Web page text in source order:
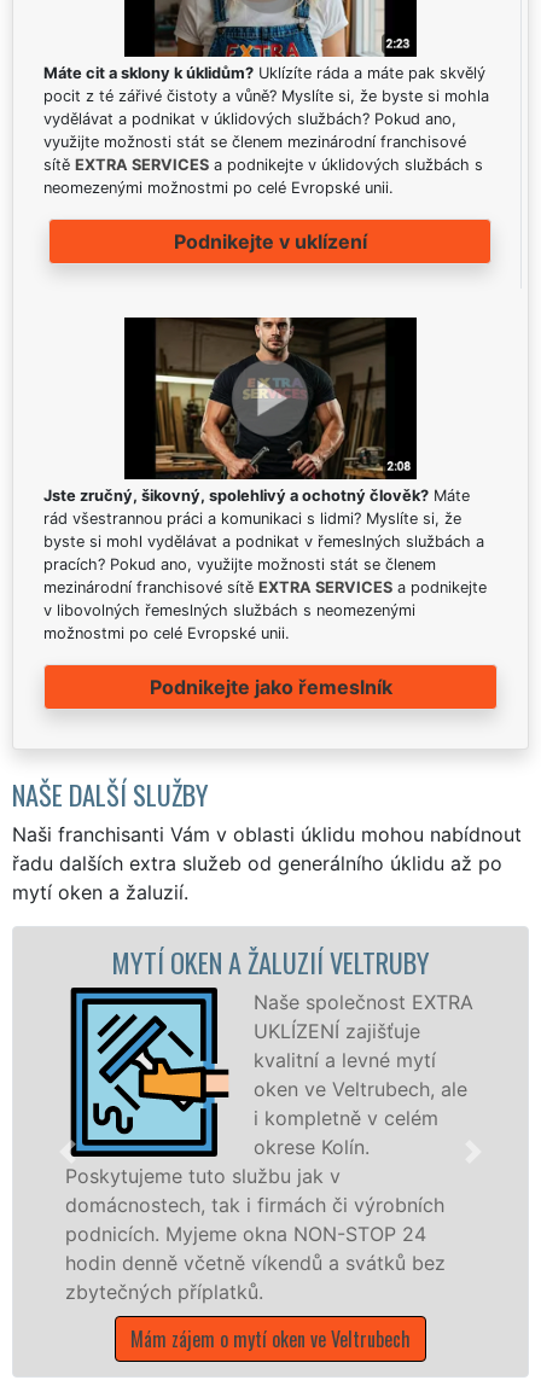
Máte cit a sklony k úklidům? Uklízíte ráda a máte pak skvělý
pocit z té zářivé čistoty a vůně? Myslíte si, že byste si mohla
vydělávat a podnikat v úklidových službách? Pokud ano,
využijte možnosti stát se členem mezinárodní franchisové
sítě EXTRA SERVICES a podnikejte v úklidových službách s
neomezenými možnostmi po celé Evropské unii.
Podnikejte v uklízení
Jste zručný, šikovný, spolehlivý a ochotný člověk? Máte
rád všestrannou práci a komunikaci s lidmi? Myslíte si, že
byste si mohl vydělávat a podnikat v řemeslných službách a
pracích? Pokud ano, využijte možnosti stát se členem
mezinárodní franchisové sítě EXTRA SERVICES a podnikejte
v libovolných řemeslných službách s neomezenými
možnostmi po celé Evropské unii.
Podnikejte jako řemeslník
NAŠE DALŠÍ SLUŽBY
Naši franchisanti Vám v oblasti úklidu mohou nabídnout
řadu dalších extra služeb od generálního úklidu až po
mytí oken a žaluzií.
A ŽALUZIÍ VELTRUBY
Naše společnost EXTRA
UKLÍZENÍ zajišťuje
kvalitní a levné mytí
oken ve Veltrubech, ale
i kompletně v celém
okrese Kolín.
službu jak v
i firmách či výrobních
okna NON-STOP 24
víkendů a svátků bez
o mytí oken ve Veltrubech
MYTÍ
dřevěná okna a
kompletní a
okrese Kolín
víkendech a
Mám zájem o